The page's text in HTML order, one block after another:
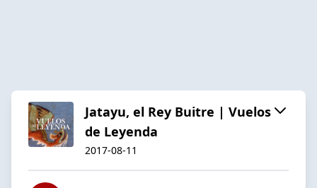
Jatayu, el Rey Buitre | Vuelos
de Leyenda
2017-08-11